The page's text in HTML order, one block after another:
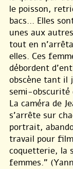
le poisson,
bacs... Elles
unes aux
tout en
elles. Ces
débordent
obscène tant il
semi-obscurité
La caméra de
s’arrête sur
portrait,
travail pour
coquetterie, la
femmes."